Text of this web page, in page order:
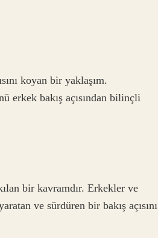
koyan bir yaklaşım.
erkek bakış açısından bilinçli
bir kavramdır. Erkekler ve
ve sürdüren bir bakış açısını